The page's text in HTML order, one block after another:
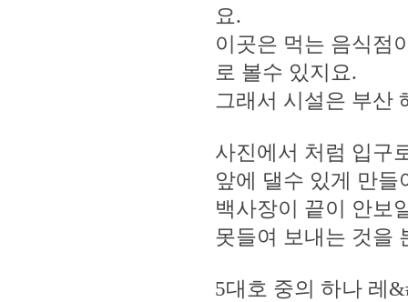
요.
이곳은 먹는 음식점
로 볼수 있지요.
그래서 시설은 부산
사진에서 처럼 입구
앞에 댈수 있게 만들
백사장이 끝이 안보
못들여 보내는 것을
5대호 중의 하나 레